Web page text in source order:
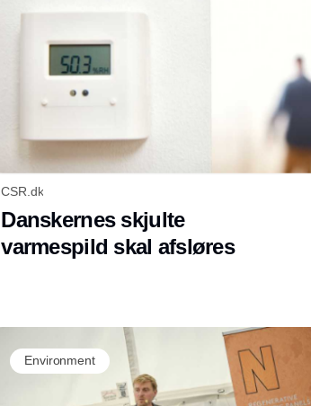
CSR.dk
Danskernes skjulte
varmespild skal afsløres
Environment